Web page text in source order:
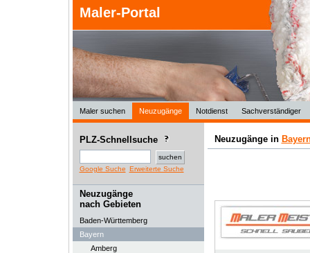
Maler-Portal
Maler suchen Neuzugänge Notdienst Sachverständiger
PLZ-Schnellsuche
Google Suche Erweiterte Suche
Neuzugänge
nach Gebieten
Baden-Württemberg
Bayern
Amberg
Neuzugänge in